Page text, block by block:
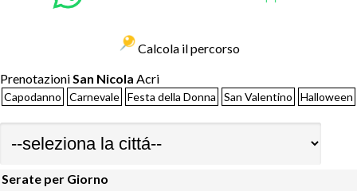
Calcola il percorso
PrenotazioniSan Nicola Acri
Capodanno Carnevale Festa della Donna San Valentino Halloween
Serate per Giorno